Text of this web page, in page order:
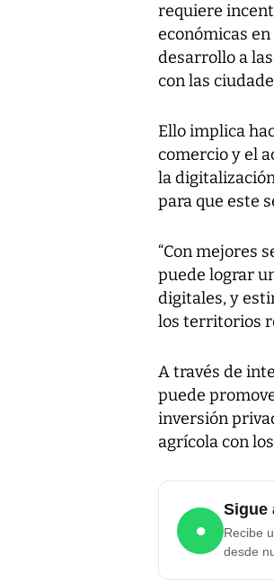
requiere
económicas
desarrollo a
con las
Ello implica
comercio y el
la
para que este
“Con mejores
puede lograr
digitales, y
los territorios
A través de
puede
inversión
agrícola con
●
Sigue
Recibe
desde